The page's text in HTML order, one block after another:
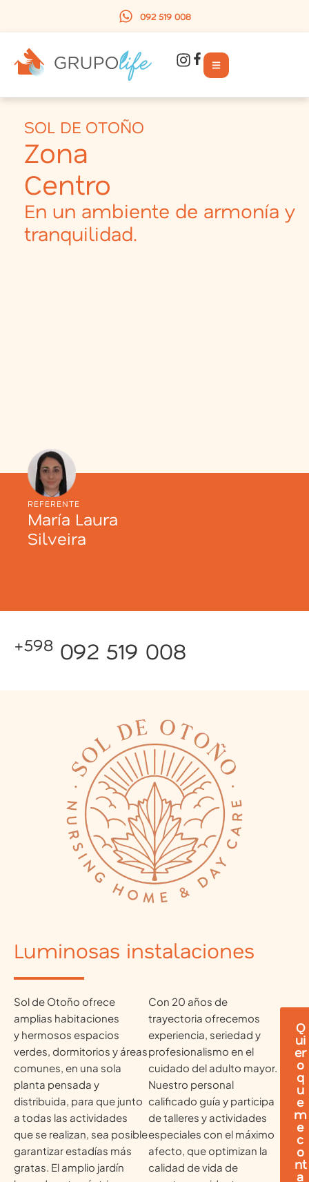
092 519 008
SOL DE OTOÑO
Zona
Centro
En un ambiente de armonía y
tranquilidad.
+598 092 519 008
REFERENTE
María Laura
Silveira
Luminosas instalaciones
Sol de Otoño ofrece
amplias habitaciones
y hermosos espacios
verdes, dormitorios y áreas
comunes, en una sola
planta pensada y
distribuida, para que junto
a todas las actividades
que se realizan, sea posible
garantizar estadías más
gratas. El amplio jardín
Con 20 años de
trayectoria ofrecemos
experiencia, seriedad y
profesionalismo en el
cuidado del adulto mayor.
Nuestro personal
calificado guía y participa
de talleres y actividades
especiales con el máximo
afecto, que optimizan la
calidad de vida de
Q
ui
er
o
q
u
e
m
e
c
o
nt
a